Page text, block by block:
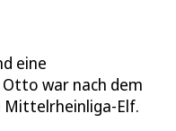
eine
war nach dem
Mittelrheinliga-Elf.